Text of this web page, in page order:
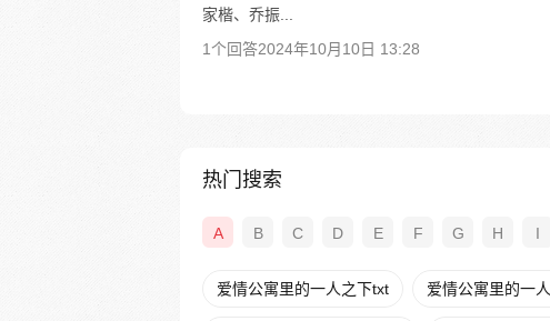
家楷、乔振...
1个回答2024年10月10日 13:28
热门搜索
A B C D E F G H I
爱情公寓里的一人之下txt 爱情公寓里的一